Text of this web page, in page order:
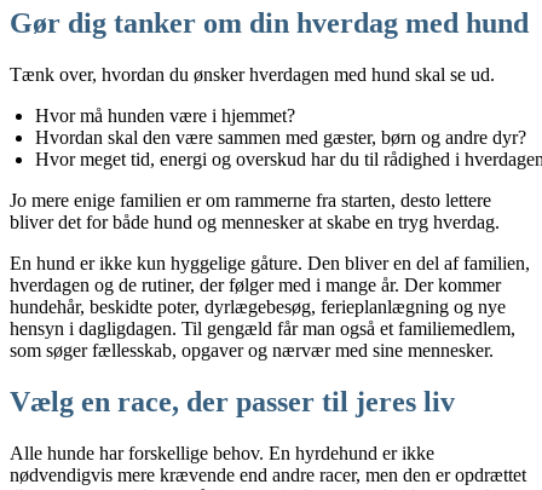
Gør dig tanker om din hverdag med hund
Tænk over, hvordan du ønsker hverdagen med hund skal se ud.
Hvor må hunden være i hjemmet?
Hvordan skal den være sammen med gæster, børn og andre dyr?
Hvor meget tid, energi og overskud har du til rådighed i
Jo mere enige familien er om rammerne fra starten, desto lettere
bliver det for både hund og mennesker at skabe en tryg hverdag.
En hund er ikke kun hyggelige gåture. Den bliver en del af familien,
hverdagen og de rutiner, der følger med i mange år. Der kommer
hundehår, beskidte poter, dyrlægebesøg, ferieplanlægning og nye
hensyn i dagligdagen. Til gengæld får man også et familiemedlem,
som søger fællesskab, opgaver og nærvær med sine mennesker.
Vælg en race, der passer til jeres liv
Alle hunde har forskellige behov. En hyrdehund er ikke
nødvendigvis mere krævende end andre racer, men den er opdrættet